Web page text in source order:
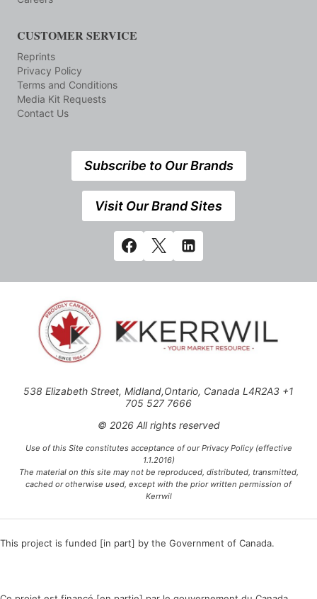
CUSTOMER SERVICE
Reprints
Privacy Policy
Terms and Conditions
Media Kit Requests
Contact Us
Subscribe to Our Brands
Visit Our Brand Sites
538 Elizabeth Street, Midland,Ontario, Canada L4R2A3 +1
705 527 7666
© 2026 All rights reserved
Use of this Site constitutes acceptance of our Privacy Policy (effective
1.1.2016)
The material on this site may not be reproduced, distributed, transmitted,
cached or otherwise used, except with the prior written permission of
Kerrwil
This project is funded [in part] by the Government of Canada.